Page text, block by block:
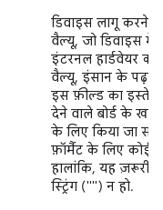
डिवाइस लागू करने
वैल्यू, जो डिवाइस में
इंटरनल हार्डवेयर
वैल्यू, इंसान के पढ़ने
इस फ़ील्ड का
देने वाले बोर्ड के
के लिए किया जा
फ़ॉर्मैट के लिए कोई
हालांकि, यह ज़रूरी
स्ट्रिंग ("") न हो.